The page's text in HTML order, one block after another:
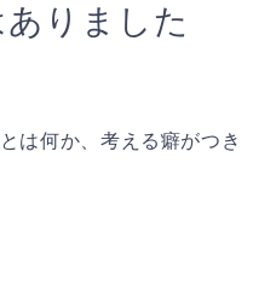
りました
は何か、考える癖がつき